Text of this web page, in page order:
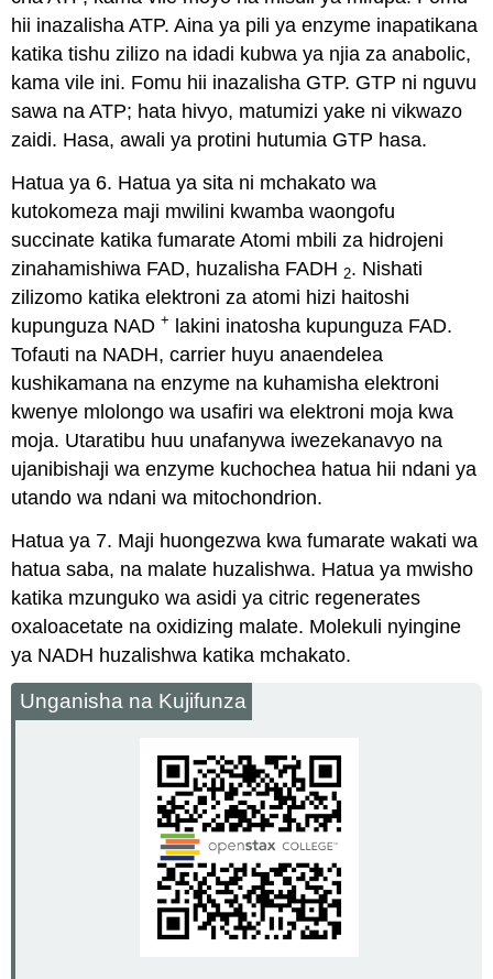
hii inazalisha ATP. Aina ya pili ya enzyme inapatikana
katika tishu zilizo na idadi kubwa ya njia za anabolic,
kama vile ini. Fomu hii inazalisha GTP. GTP ni nguvu
sawa na ATP; hata hivyo, matumizi yake ni vikwazo
zaidi. Hasa, awali ya protini hutumia GTP hasa.
Hatua ya 6. Hatua ya sita ni mchakato wa
kutokomeza maji mwilini kwamba waongofu
succinate katika fumarate Atomi mbili za hidrojeni
zinahamishiwa FAD, huzalisha FADH 2. Nishati
zilizomo katika elektroni za atomi hizi haitoshi
kupunguza NAD+ lakini inatosha kupunguza FAD.
Tofauti na NADH, carrier huyu anaendelea
kushikamana na enzyme na kuhamisha elektroni
kwenye mlolongo wa usafiri wa elektroni moja kwa
moja. Utaratibu huu unafanywa iwezekanavyo na
ujanibishaji wa enzyme kuchochea hatua hii ndani ya
utando wa ndani wa mitochondrion.
Hatua ya 7. Maji huongezwa kwa fumarate wakati wa
hatua saba, na malate huzalishwa. Hatua ya mwisho
katika mzunguko wa asidi ya citric regenerates
oxaloacetate na oxidizing malate. Molekuli nyingine
ya NADH huzalishwa katika mchakato.
Unganisha na Kujifunza